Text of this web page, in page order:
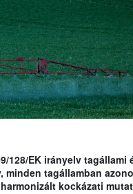
128/EK irányelv tagállami
tagállamban
kockázati